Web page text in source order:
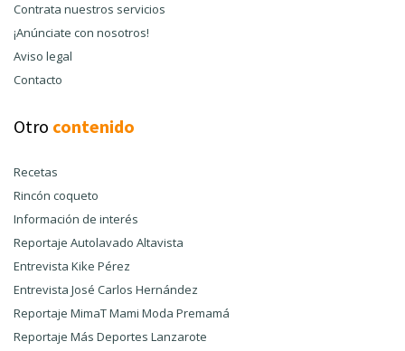
Contrata nuestros servicios
¡Anúnciate con nosotros!
Aviso legal
Contacto
Otro contenido
Recetas
Rincón coqueto
Información de interés
Reportaje Autolavado Altavista
Entrevista Kike Pérez
Entrevista José Carlos Hernández
Reportaje MimaT Mami Moda Premamá
Reportaje Más Deportes Lanzarote